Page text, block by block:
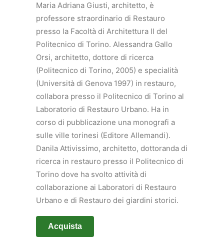
Maria Adriana Giusti, architetto, è
professore straordinario di Restauro
presso la Facoltà di Architettura II del
Politecnico di Torino. Alessandra Gallo
Orsi, architetto, dottore di ricerca
(Politecnico di Torino, 2005) e specialità
(Università di Genova 1997) in restauro,
collabora presso il Politecnico di Torino al
Laboratorio di Restauro Urbano. Ha in
corso di pubblicazione una monografi a
sulle ville torinesi (Editore Allemandi).
Danila Attivissimo, architetto, dottoranda di
ricerca in restauro presso il Politecnico di
Torino dove ha svolto attività di
collaborazione ai Laboratori di Restauro
Urbano e di Restauro dei giardini storici.
Acquista